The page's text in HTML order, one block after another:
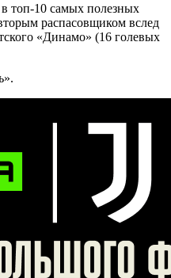
топ-10 самых полезных
распасовщиком вслед
«Динамо» (16 голевых